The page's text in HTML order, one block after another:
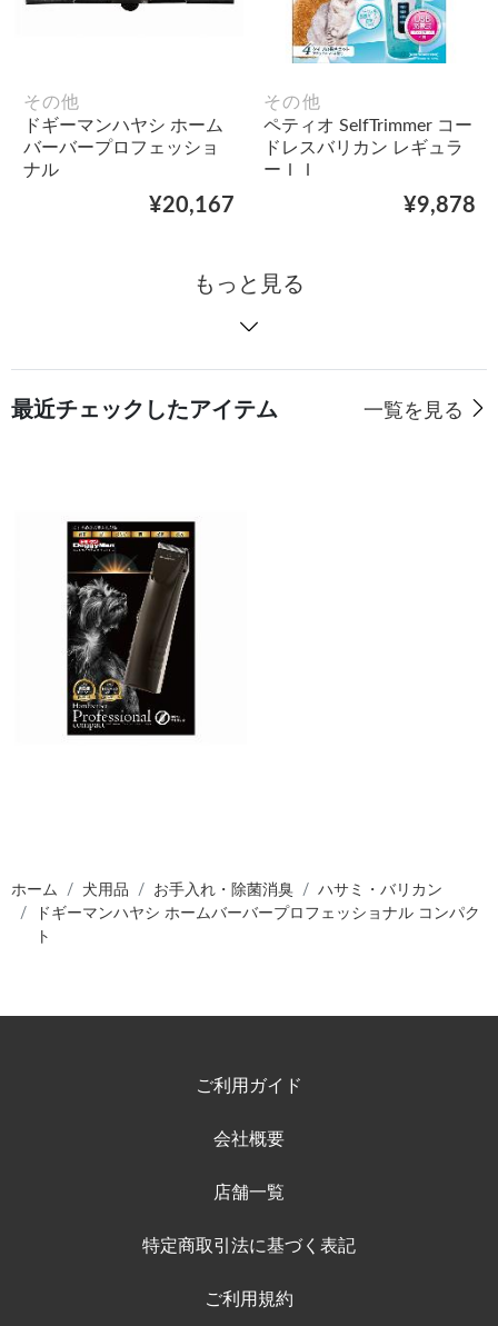
その他
ドギーマンハヤシ ホーム
バーバープロフェッショ
ナル
¥20,167
その他
ペティオ SelfTrimmer コー
ドレスバリカン レギュラ
ーＩＩ
¥9,878
もっと見る
最近チェックしたアイテム 一覧を見る
ホーム 犬用品 お手入れ・除菌消臭
ハサミ・バリカン
ドギーマンハヤシ ホームバーバープロフェッショナル コンパク
ト
ご利用ガイド
会社概要
店舗一覧
特定商取引法に基づく表記
ご利用規約